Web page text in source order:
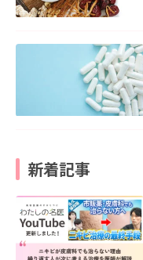
新着記事